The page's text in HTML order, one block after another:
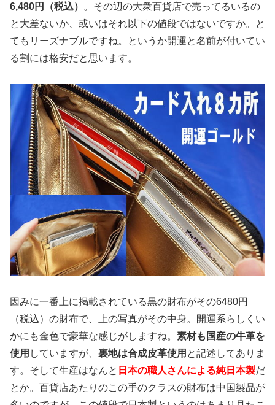
6,480円（税込）
。その辺の大衆百貨店で売ってるいるの
と大差ないか、或いはそれ以下の値段ではないですか。と
てもリーズナブルですね。というか開運と名前が付いてい
る割には格安だと思います。
因みに一番上に掲載されている黒の財布がその6480円
（税込）の財布で、上の写真がその中身。開運系らしくい
かにも金色で豪華な感じがしますね。 素材も国産の牛革を
使用 していますが、 裏地は合成皮革使用 と記述してありま
す。そして生産はなんと 日本の職人さんによる純日本製だ
とか。百貨店あたりのこの手のクラスの財布は中国製品が